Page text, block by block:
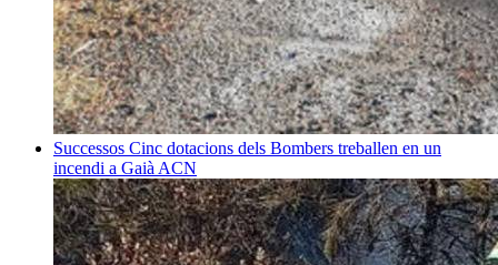
Successos Cinc dotacions dels Bombers treballen en un
incendi a Gaià ACN